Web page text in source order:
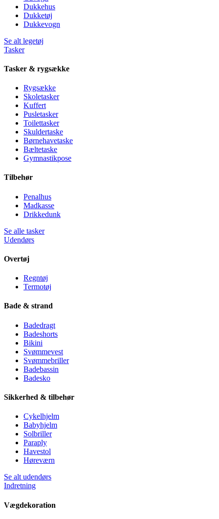
Dukkehus
Dukketøj
Dukkevogn
Se alt legetøj
Tasker
Tasker & rygsække
Rygsække
Skoletasker
Kuffert
Pusletasker
Toilettasker
Skuldertaske
Børnehavetaske
Bæltetaske
Gymnastikpose
Tilbehør
Penalhus
Madkasse
Drikkedunk
Se alle tasker
Udendørs
Overtøj
Regntøj
Termotøj
Bade & strand
Badedragt
Badeshorts
Bikini
Svømmevest
Svømmebriller
Badebassin
Badesko
Sikkerhed & tilbehør
Cykelhjelm
Babyhjelm
Solbriller
Paraply
Havestol
Høreværn
Se alt udendørs
Indretning
Vægdekoration